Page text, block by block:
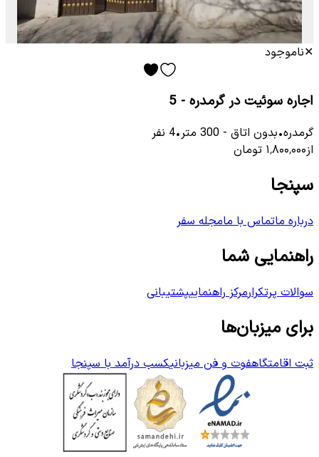
✕ناموجود
اجاره سوئیت در گرمدره - 5
گرمدره•بدون اتاق -
300 متر•
4 نفر
از۱٬۸۰۰٬۰۰۰ تومان
سپنجا
درباره ماتماس با مامجله سفر
راهنمایی شما
سوالات پرتکرارمرکز راهنماییپشتیبانی
برای میزبان‌ها
ثبت اقامتگاهفوت و فن میزبانیکسب درآمد با سپنجا